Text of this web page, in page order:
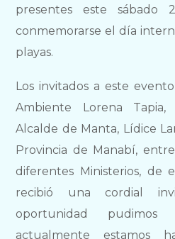
presentes este sábado
conmemorarse el día
playas.
Los invitados a este
Ambiente Lorena
Alcalde de Manta, Lídice
Provincia de Manabí,
diferentes Ministerios, de
recibió una cordial
oportunidad
actualmente estamos